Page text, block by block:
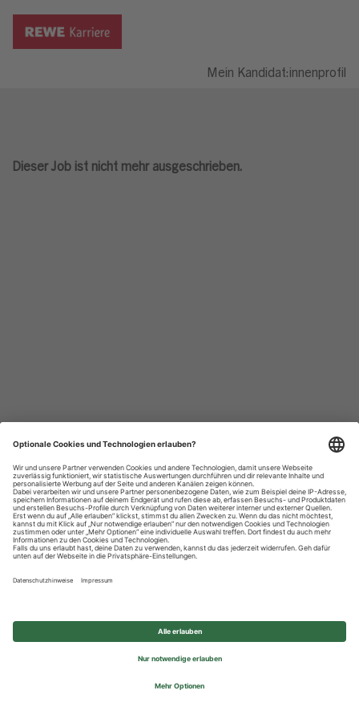
Mein Kandidat:innenprofil
Dieser Job ist nicht mehr ausgeschrieben.
Datenschutzhinweise
Impressum
Privatsphäre-Einstellungen
© 2026 REWE Group - All rights reserved